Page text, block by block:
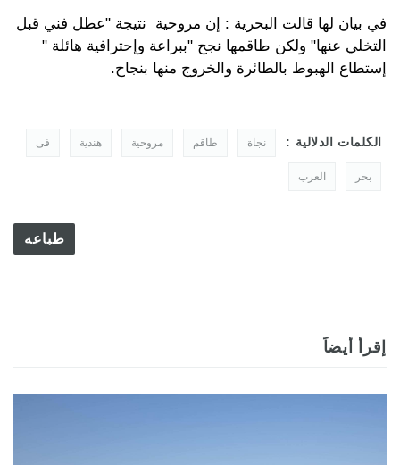
في بيان لها قالت البحرية : إن مروحية نتيجة "عطل فني قبل
التخلي عنها" ولكن طاقمها نجح "ببراعة وإحترافية هائلة "
إستطاع الهبوط بالطائرة والخروج منها بنجاح.
الكلمات الدلالية : نجاة طاقم مروحية هندية فى
بحر العرب
طباعه
إقرأ أيضاً